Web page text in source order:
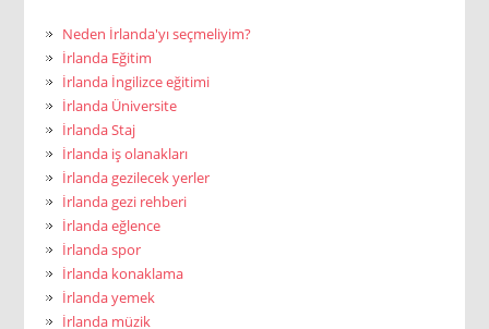
Neden İrlanda'yı seçmeliyim?
İrlanda Eğitim
İrlanda İngilizce eğitimi
İrlanda Üniversite
İrlanda Staj
İrlanda iş olanakları
İrlanda gezilecek yerler
İrlanda gezi rehberi
İrlanda eğlence
İrlanda spor
İrlanda konaklama
İrlanda yemek
İrlanda müzik